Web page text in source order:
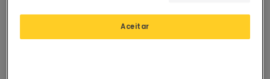
Aceitar